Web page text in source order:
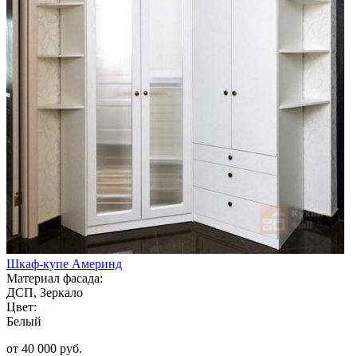
Шкаф-купе Америнд
Материал фасада:
ДСП, Зеркало
Цвет:
Белый
от 40 000 руб.